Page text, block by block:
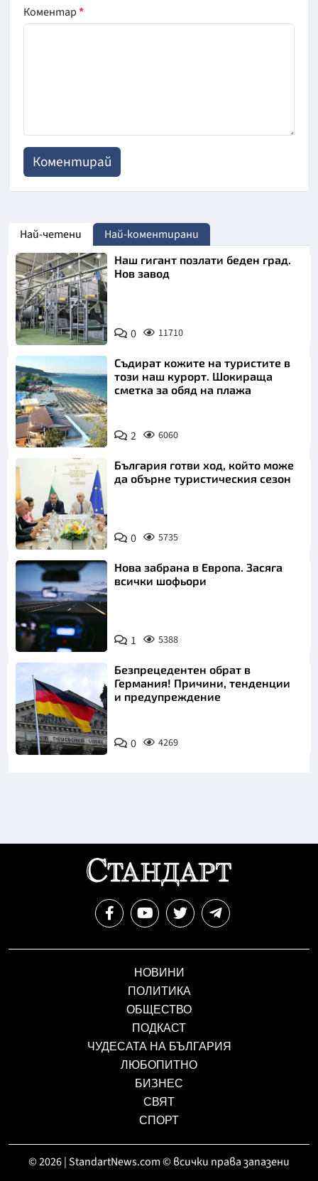
Коментар*
Най-четени Най-коментирани
Наш гигант позлати беден град.
Нов завод
0 11710
Съдират кожите на туристите в
този наш курорт. Шокираща
сметка за обяд на плажа
2 6060
България готви ход, който може
да обърне туристическия сезон
0 5735
Нова забрана в Европа. Засяга
всички шофьори
1 5388
Безпрецедентен обрат в
Германия! Причини, тенденции
и предупреждение
0 4269
НОВИНИ
ПОЛИТИКА
ОБЩЕСТВО
ПОДКАСТ
ЧУДЕСАТА НА БЪЛГАРИЯ
ЛЮБОПИТНО
БИЗНЕС
СВЯТ
СПОРТ
© 2026 | StandartNews.com © всички права запазени